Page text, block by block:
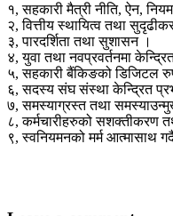
१, सहकारी मैत्री नीति, ऐन,
२, वित्तीय स्थायित्व तथा
३, पारदर्शिता तथा सुशासन ।
४, युवा तथा नवप्रवर्तनमा
५, सहकारी बैंकिङको डिजिटल
६, सदस्य संघ संस्था केन्द्रित
७, समस्याग्रस्त तथा
८, कर्मचारीहरुको सशक्तीकरण
९, स्वनियमनको मर्म आत्मासाथ